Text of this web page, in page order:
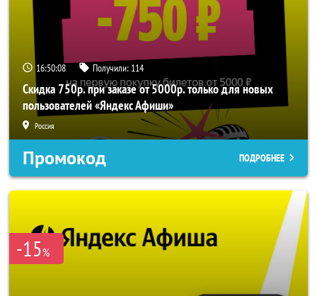
16:50:07 Получили: 114
Скидка 750р. при заказе от 5000р. только для новых
пользователей «Яндекс Афиши»
Россия
Промокод ПОДРОБНЕЕ
-15%